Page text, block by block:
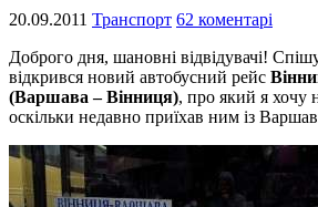
20.09.2011 Транспорт 62 коментарі
Доброго дня, шановні відвідувачі!
відкрився новий автобусний рейс
(Варшава – Вінниця), про який я хочу
оскільки недавно приїхав ним із